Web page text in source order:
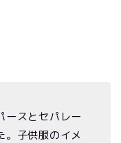
ースとセパレー
。子供服のイメ